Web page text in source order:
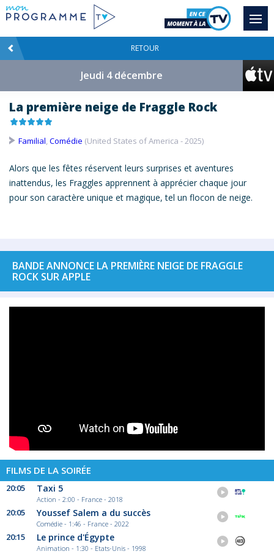
RETOUR
Jeudi 4 décembre
La première neige de Fraggle Rock
Familial,Comédie (United States of America - 2025)
Alors que les fêtes réservent leurs surprises et aventures
inattendus, les Fraggles apprennent à apprécier chaque jour
pour son caractère unique et magique, tel un flocon de neige.
BANDE ANNONCE LA PREMIÈRE NEIGE DE FRAGGLE
ROCK SUR APPLE
FILMS DE LA SOIRÉE
20:05 Taxi 5
Action - 2:00 - France - 2018
20:05 Youssef Salem a du succès
Comédie - 1:46 - France - 2022
20:15 Le prince d'Égypte
Animation - 1:30 - Etats-Unis - 1998